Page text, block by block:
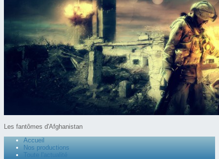
Les fantômes d'Afghanistan
Accueil
Nos productions
Toute l'actualité